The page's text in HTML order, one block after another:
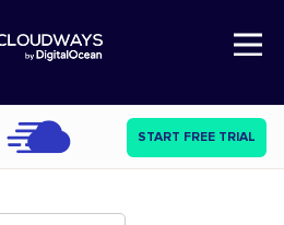
Open Nav
START FREE TRIAL